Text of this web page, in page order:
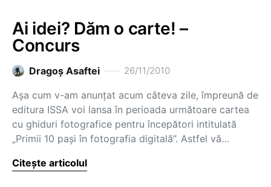
Ai idei? Dăm o carte! –
Concurs
Dragoş Asaftei 26/11/2010
Aşa cum v-am anunţat acum câteva zile, împreună de
editura ISSA voi lansa în perioada următoare cartea
cu ghiduri fotografice pentru începători intitulată
„Primii 10 paşi în fotografia digitală”. Astfel vă…
Citește articolul